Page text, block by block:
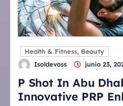
Health & Fitness, Beauty
Isoldevoss
junio 23,
P Shot In Abu
Innovative PRP